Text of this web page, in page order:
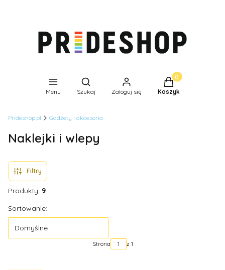
Menu
Otwórz wyszukiwarkę
Szukaj Zaloguj się
Produkty w
Koszyk
Prideshop.pl Gadżety i akcesoria
Naklejki i wlepy
Filtry
Produkty: 9
Lista produktów
Sortowanie:
Domyślne
Strona z 1